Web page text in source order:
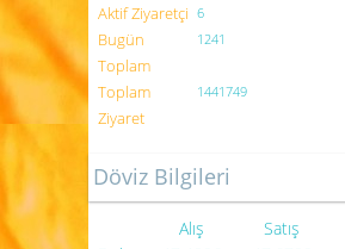
Aktif Ziyaretçi 6
Bugün
Toplam
1241
Toplam
Ziyaret
1441749
Döviz Bilgileri
Alış
Satış